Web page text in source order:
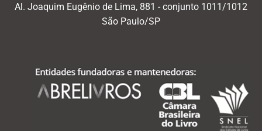
Al. Joaquim Eugênio de Lima, 881 - conjunto 1011/1012
São Paulo/SP